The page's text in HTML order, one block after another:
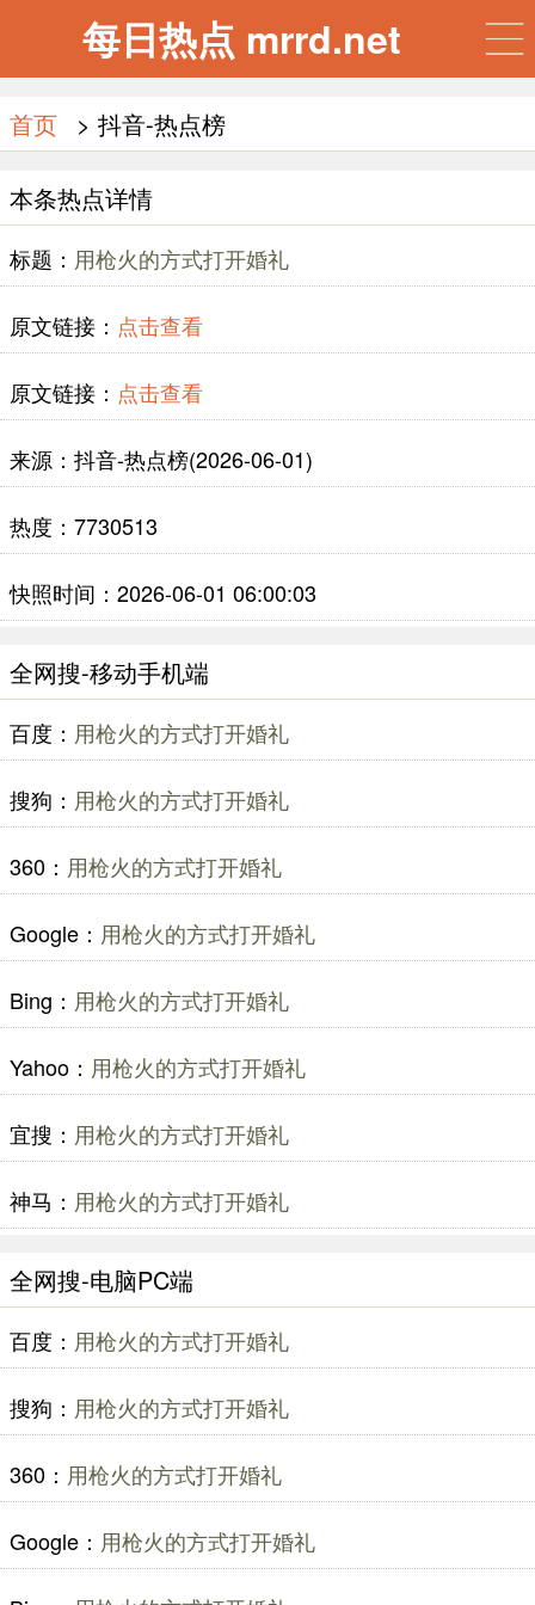
每日热点 mrrd.net
首页 > 抖音-热点榜
本条热点详情
标题： 用枪火的方式打开婚礼
原文链接： 点击查看
原文链接： 点击查看
来源：抖音-热点榜(2026-06-01)
热度：7730513
快照时间：2026-06-01 06:00:03
全网搜-移动手机端
百度： 用枪火的方式打开婚礼
搜狗： 用枪火的方式打开婚礼
360： 用枪火的方式打开婚礼
Google： 用枪火的方式打开婚礼
Bing： 用枪火的方式打开婚礼
Yahoo： 用枪火的方式打开婚礼
宜搜： 用枪火的方式打开婚礼
神马： 用枪火的方式打开婚礼
全网搜-电脑PC端
百度： 用枪火的方式打开婚礼
搜狗： 用枪火的方式打开婚礼
360： 用枪火的方式打开婚礼
Google： 用枪火的方式打开婚礼